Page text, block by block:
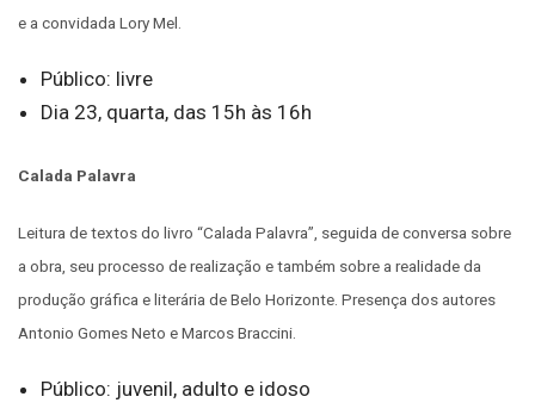
e a convidada Lory Mel.
Público: livre
Dia 23, quarta, das 15h às 16h
Calada Palavra
Leitura de textos do livro “Calada Palavra”, seguida de conversa sobre
a obra, seu processo de realização e também sobre a realidade da
produção gráfica e literária de Belo Horizonte. Presença dos autores
Antonio Gomes Neto e Marcos Braccini.
Público: juvenil, adulto e idoso